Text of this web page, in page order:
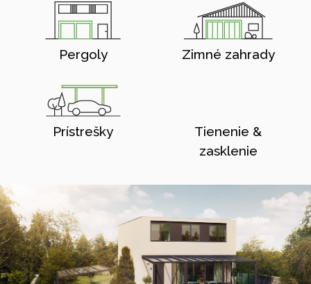
Pergoly Zimné zahrady
Prístrešky
Tienenie &
zasklenie